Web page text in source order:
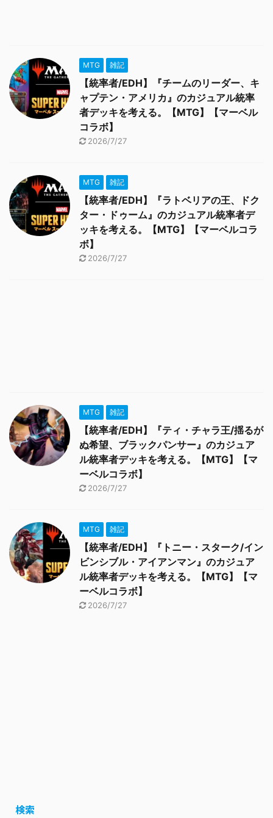
MTG 雑記
【統率者/EDH】『チームのリーダー、キ
ャプテン・アメリカ』のカジュアル統率
者デッキを考える。【MTG】【マーベル
コラボ】
2026/7/27
MTG 雑記
【統率者/EDH】『ラトベリアの王、ドク
ター・ドゥーム』のカジュアル統率者デ
ッキを考える。【MTG】【マーベルコラ
ボ】
2026/7/27
MTG 雑記
【統率者/EDH】『ティ・チャラ王/揺るが
ぬ希望、ブラックパンサー』のカジュア
ル統率者デッキを考える。【MTG】【マ
ーベルコラボ】
2026/7/27
MTG 雑記
【統率者/EDH】『トニー・スターク/イン
ビンシブル・アイアンマン』のカジュア
ル統率者デッキを考える。【MTG】【マ
ーベルコラボ】
2026/7/27
検索